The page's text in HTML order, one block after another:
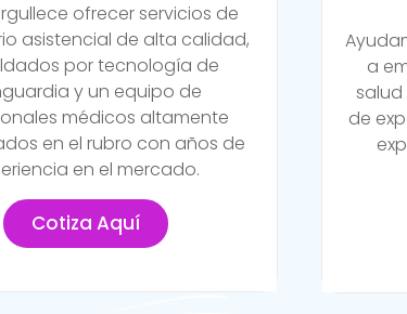
ofrecer servicios de
asistencial de alta calidad,
por tecnología de
y un equipo de
médicos altamente
en el rubro con años de
en el mercado.
Cotiza Aquí
a
de